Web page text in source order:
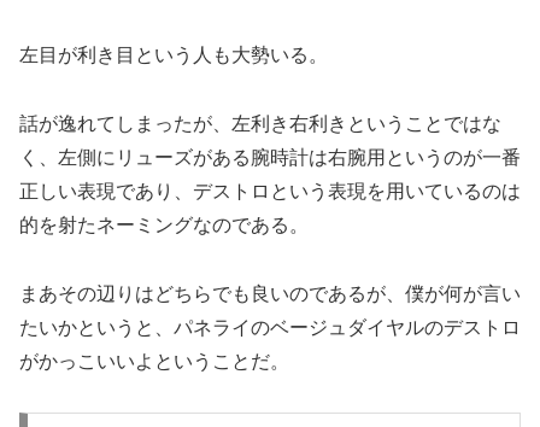
左目が利き目という人も大勢いる。
話が逸れてしまったが、左利き右利きということではな
く、左側にリューズがある腕時計は右腕用というのが一番
正しい表現であり、デストロという表現を用いているのは
的を射たネーミングなのである。
まあその辺りはどちらでも良いのであるが、僕が何が言い
たいかというと、パネライのベージュダイヤルのデストロ
がかっこいいよということだ。